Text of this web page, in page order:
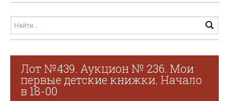
Лот №439. Аукцион № 236. Мои
первые детские книжки. Начало
в 18-00